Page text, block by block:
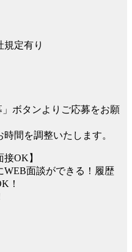
規定有り
」ボタンよりご応募をお願
間を調整いたします。
OK】
面談ができる！履歴
！